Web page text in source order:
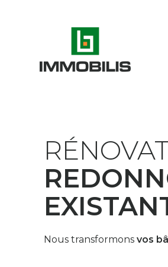
Nous transformons vos